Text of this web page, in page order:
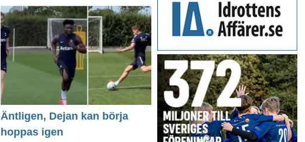
Äntligen, Dejan kan börja
hoppas igen